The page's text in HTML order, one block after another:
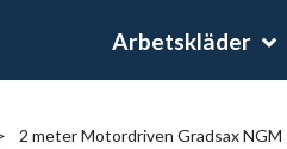
Arbetskläder
2 meter Motordriven Gradsax NGM